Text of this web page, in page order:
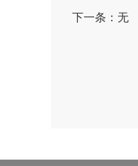
下一条： 无